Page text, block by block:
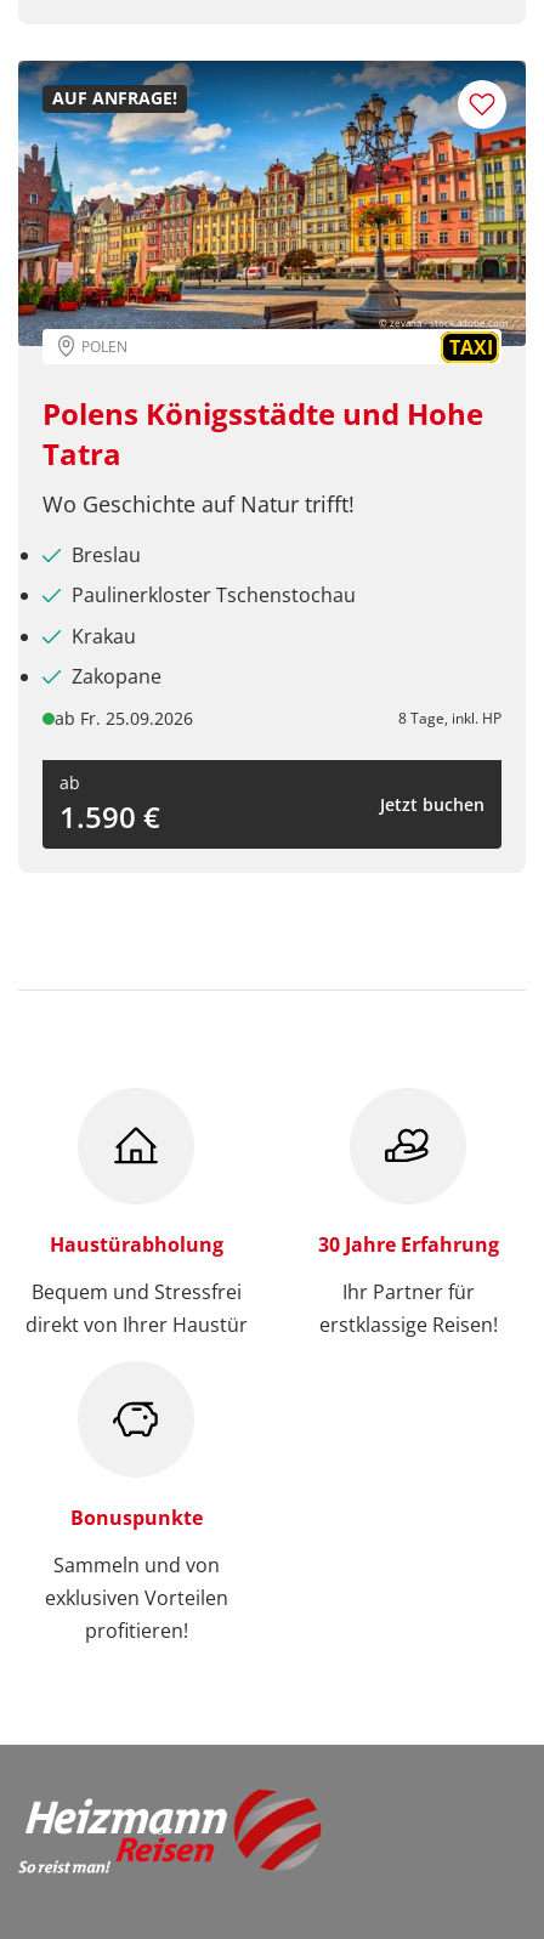
AUF ANFRAGE!
© zevana - stock.adobe.com
POLEN TAXI
Polens Königsstädte und Hohe
Tatra
Wo Geschichte auf Natur trifft!
Breslau
Paulinerkloster Tschenstochau
Krakau
Zakopane
ab Fr. 25.09.2026 8 Tage, inkl. HP
ab
1.590 € Jetzt buchen
Haustürabholung
Bequem und Stressfrei
direkt von Ihrer Haustür
30 Jahre Erfahrung
Ihr Partner für
erstklassige Reisen!
Bonuspunkte
Sammeln und von
exklusiven Vorteilen
profitieren!